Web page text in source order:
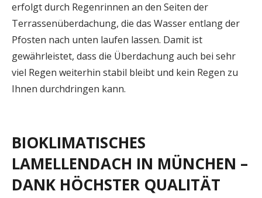
erfolgt durch Regenrinnen an den Seiten der
Terrassenüberdachung, die das Wasser entlang der
Pfosten nach unten laufen lassen. Damit ist
gewährleistet, dass die Überdachung auch bei sehr
viel Regen weiterhin stabil bleibt und kein Regen zu
Ihnen durchdringen kann.
BIOKLIMATISCHES
LAMELLENDACH IN MÜNCHEN –
DANK HÖCHSTER QUALITÄT